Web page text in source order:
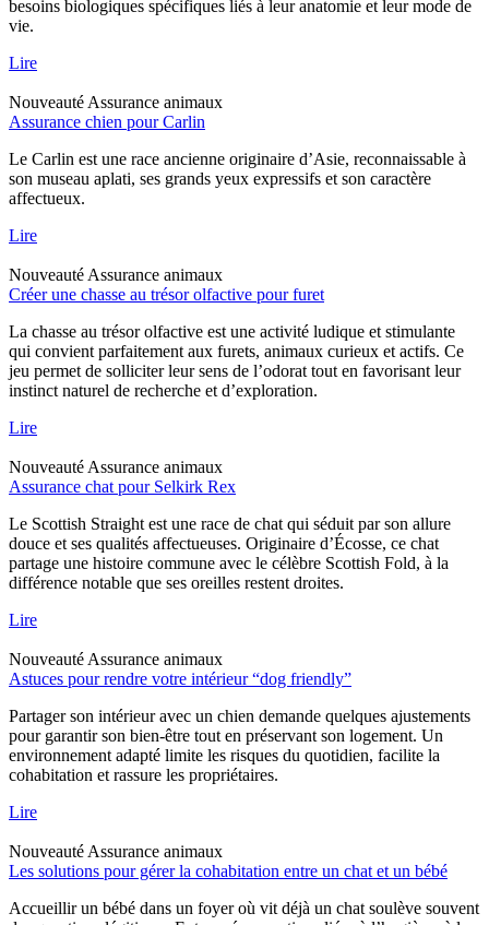
besoins biologiques spécifiques liés à leur anatomie et leur mode de
vie.
Lire
Nouveauté Assurance animaux
Assurance chien pour Carlin
Le Carlin est une race ancienne originaire d’Asie, reconnaissable à
son museau aplati, ses grands yeux expressifs et son caractère
affectueux.
Lire
Nouveauté Assurance animaux
Créer une chasse au trésor olfactive pour furet
La chasse au trésor olfactive est une activité ludique et stimulante
qui convient parfaitement aux furets, animaux curieux et actifs. Ce
jeu permet de solliciter leur sens de l’odorat tout en favorisant leur
instinct naturel de recherche et d’exploration.
Lire
Nouveauté Assurance animaux
Assurance chat pour Selkirk Rex
Le Scottish Straight est une race de chat qui séduit par son allure
douce et ses qualités affectueuses. Originaire d’Écosse, ce chat
partage une histoire commune avec le célèbre Scottish Fold, à la
différence notable que ses oreilles restent droites.
Lire
Nouveauté Assurance animaux
Astuces pour rendre votre intérieur “dog friendly”
Partager son intérieur avec un chien demande quelques ajustements
pour garantir son bien-être tout en préservant son logement. Un
environnement adapté limite les risques du quotidien, facilite la
cohabitation et rassure les propriétaires.
Lire
Nouveauté Assurance animaux
Les solutions pour gérer la cohabitation entre un chat et un bébé
Accueillir un bébé dans un foyer où vit déjà un chat soulève souvent